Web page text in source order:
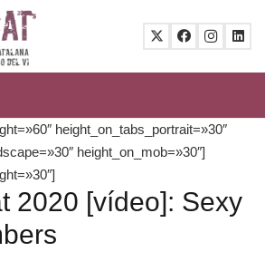
height_on_tabs_portrait=»30″
height_on_mob=»30″]
2020 [vídeo]: Sexy